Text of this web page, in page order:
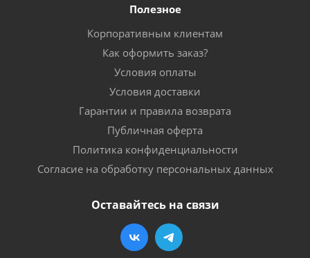
Полезное
Корпоративным клиентам
Как оформить заказ?
Условия оплаты
Условия доставки
Гарантии и правила возврата
Публичная оферта
Политика конфиденциальности
Согласие на обработку персональных данных
Оставайтесь на связи